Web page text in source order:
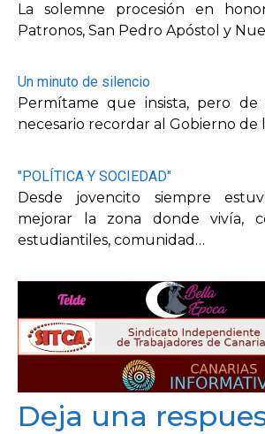
La solemne procesión en
Patronos, San Pedro Apóstol y
Un minuto de silencio
Permítame que insista, pero
necesario recordar al Gobierno de
"POLÍTICA Y SOCIEDAD"
Desde jovencito siempre
mejorar la zona donde vivía,
estudiantiles, comunidad…
Deja una